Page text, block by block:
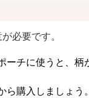
必要です。
ーチに使うと、
購入しましょう。